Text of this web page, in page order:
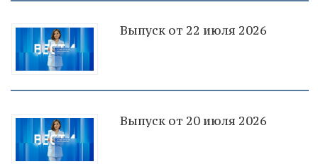
Выпуск от 22 июля 2026
Выпуск от 20 июля 2026